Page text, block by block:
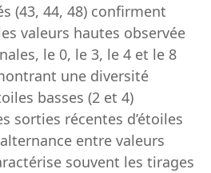
(43, 44, 48) confirment
valeurs hautes observée
le 0, le 3, le 4 et le 8
une diversité
basses (2 et 4)
sorties récentes d’étoiles
entre valeurs
souvent les tirages